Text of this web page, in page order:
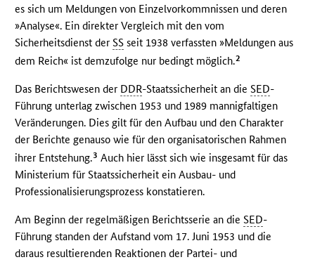
es sich um Meldungen von Einzelvorkommnissen und deren
»Analyse«. Ein direkter Vergleich mit den vom
Sicherheitsdienst derSS seit 1938 verfassten »Meldungen aus
dem Reich« ist demzufolge nur bedingt möglich.2
Das Berichtswesen der DDR-Staatssicherheit an dieSED-
Führung unterlag zwischen 1953 und 1989 mannigfaltigen
Veränderungen. Dies gilt für den Aufbau und den Charakter
der Berichte genauso wie für den organisatorischen Rahmen
ihrer Entstehung.3 Auch hier lässt sich wie insgesamt für das
Ministerium für Staatssicherheit ein Ausbau- und
Professionalisierungsprozess konstatieren.
Am Beginn der regelmäßigen Berichtsserie an dieSED-
Führung standen der Aufstand vom 17. Juni 1953 und die
daraus resultierenden Reaktionen der Partei- und